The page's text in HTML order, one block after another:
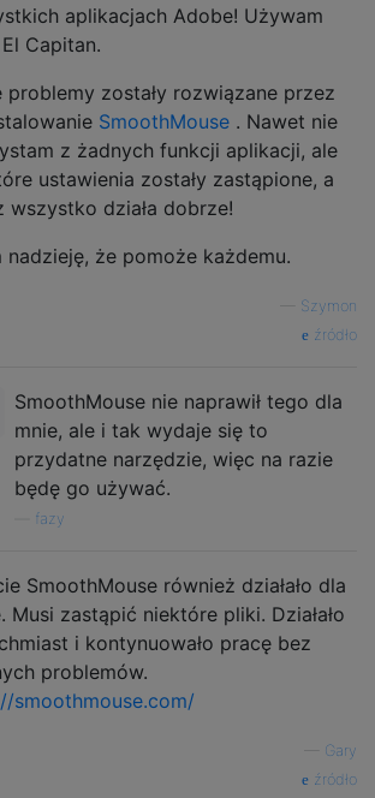
aplikacjach Adobe! Używam
El Capitan.
problemy zostały rozwiązane przez
SmoothMouse . Nawet nie
z żadnych funkcji aplikacji, ale
ustawienia zostały zastąpione, a
wszystko działa dobrze!
nadzieję, że pomoże każdemu.
Szymon
źródło
SmoothMouse nie naprawił tego dla
mnie, ale i tak wydaje się to
przydatne narzędzie, więc na razie
będę go używać.
fazy
SmoothMouse również działało dla
Musi zastąpić niektóre pliki. Działało
i kontynuowało pracę bez
problemów.
smoothmouse.com/
Gary
źródło